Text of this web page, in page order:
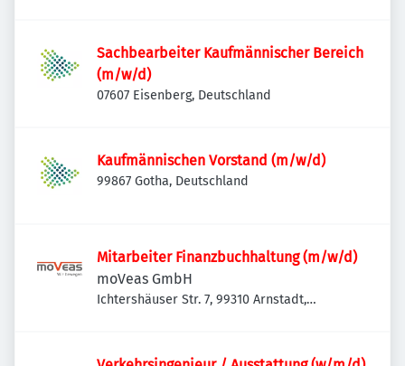
Sachbearbeiter Kaufmännischer Bereich
(m/w/d)
07607 Eisenberg, Deutschland
Kaufmännischen Vorstand (m/w/d)
99867 Gotha, Deutschland
Mitarbeiter Finanzbuchhaltung (m/w/d)
moVeas GmbH
Ichtershäuser Str. 7, 99310 Arnstadt,